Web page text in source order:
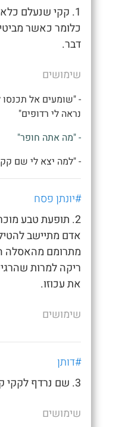
1. קקי שנעלם
כלומר כאשר
דבר.
שימושים
- "שומעים אל
נראה לי רדופים"
- "מה אתה חופר"
- "למה יצא לי שם
#יונתן פסח
2. תופעת טבע
אדם מתיישב
מתרומם מהאסלה
ריקה למרות
את עכוזו.
שימושים
#דותן
3. שם נרדף לקקי קסם
שימושים